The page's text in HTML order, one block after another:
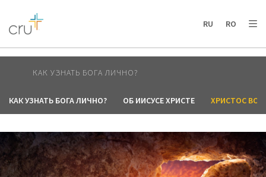
AFRICA
AMERICA / CARIBBEAN
OCEANIA
RU RO
КАК УЗНАТЬ БОГА ЛИЧНО?
КАК УЗНАТЬ БОГА ЛИЧНО? ОБ ИИСУСЕ ХРИСТЕ ХРИСТОС